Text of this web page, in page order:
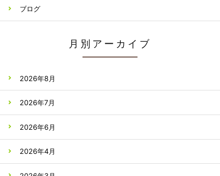
ブログ
月別アーカイブ
2026年8月
2026年7月
2026年6月
2026年4月